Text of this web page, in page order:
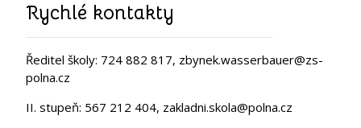
Rychlé kontakty
Ředitel školy: 724 882 817, zbynek.wasserbauer@zs-
polna.cz
II. stupeň: 567 212 404, zakladni.skola@polna.cz